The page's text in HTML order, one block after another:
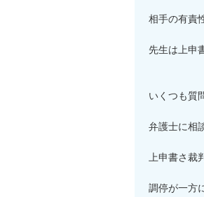
相手の有責
先生は上申
いくつも質
弁護士に相
上申書さ裁
調停が一方